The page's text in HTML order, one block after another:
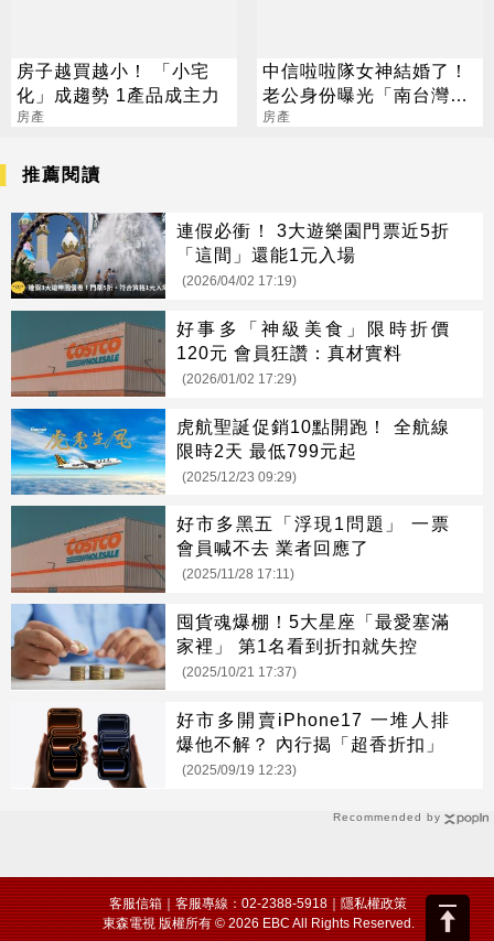
房子越買越小！ 「小宅
化」成趨勢 1產品成主力
房產
中信啦啦隊女神結婚了！
老公身份曝光「南台灣最
帥建商二代」
房產
Recommended by
推薦閱讀
連假必衝！ 3大遊樂園門票近5折
「這間」還能1元入場
(2026/04/02 17:19)
好事多「神級美食」限時折價
120元 會員狂讚：真材實料
(2026/01/02 17:29)
虎航聖誕促銷10點開跑！ 全航線
限時2天 最低799元起
(2025/12/23 09:29)
好市多黑五「浮現1問題」 一票
會員喊不去 業者回應了
(2025/11/28 17:11)
囤貨魂爆棚！5大星座「最愛塞滿
家裡」 第1名看到折扣就失控
(2025/10/21 17:37)
好市多開賣iPhone17 一堆人排
爆他不解？ 內行揭「超香折扣」
(2025/09/19 12:23)
客服信箱｜客服專線：02-2388-5918｜隱私權政策
東森電視 版權所有 © 2026 EBC All Rights Reserved.